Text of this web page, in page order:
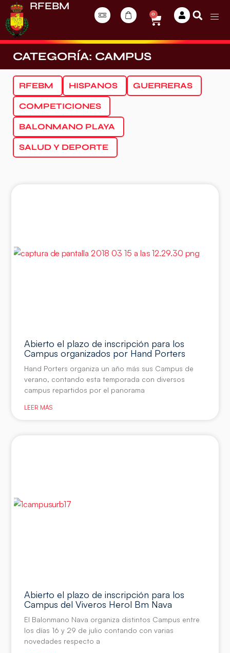
RFEBM
0
CATEGORÍA: CAMPUS
RFEBM HISPANOS GUERRERAS
COMPETICIONES
BALONMANO PLAYA
SALUD Y DEPORTE
Abierto el plazo de inscripción para los
Campus organizados por Hand Porters
Hand Porters organiza un año más sus Campus de
verano, contando esta temporada con diversos
campus repartidos por el panorama
LEER MÁS
Abierto el plazo de inscripción para los
Campus del Viveros Herol Bm Nava
El Balonmano Nava organiza distintos Campus entre
los días 16 y 29 de julio contando con varias
novedades respecto a